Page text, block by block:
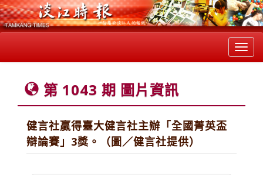
第 1043 期 圖片資訊
健言社贏得臺大健言社主辦「全國菁英盃
辯論賽」3獎。（圖／健言社提供）